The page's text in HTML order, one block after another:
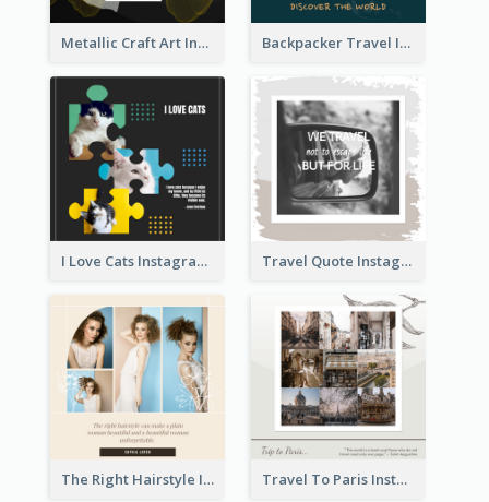
Metallic Craft Art Instagram Post Backpacker Travel Instagram Post
I Love Cats Instagram Post Travel Quote Instagram Post
The Right Hairstyle Instagram Post Travel To Paris Instagram Post